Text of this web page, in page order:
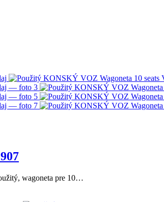
wagoneta pre 10…